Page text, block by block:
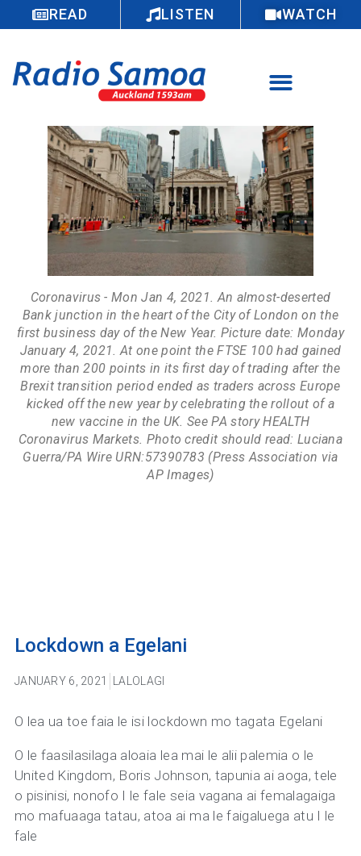
READ LISTEN WATCH
Coronavirus - Mon Jan 4, 2021. An almost-deserted
Bank junction in the heart of the City of London on the
first business day of the New Year. Picture date: Monday
January 4, 2021. At one point the FTSE 100 had gained
more than 200 points in its first day of trading after the
Brexit transition period ended as traders across Europe
kicked off the new year by celebrating the rollout of a
new vaccine in the UK. See PA story HEALTH
Coronavirus Markets. Photo credit should read: Luciana
Guerra/PA Wire URN:57390783 (Press Association via
AP Images)
Lockdown a Egelani
JANUARY 6, 2021 LALOLAGI
O lea ua toe faia le isi lockdown mo tagata Egelani
O le faasilasilaga aloaia lea mai le alii palemia o le
United Kingdom, Boris Johnson, tapunia ai aoga, tele
o pisinisi, nonofo I le fale seia vagana ai femalagaiga
mo mafuaaga tatau, atoa ai ma le faigaluega atu I le
fale